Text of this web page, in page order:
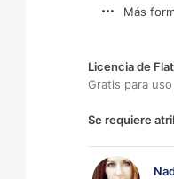
Más
Licencia de
Gratis para
Se requiere